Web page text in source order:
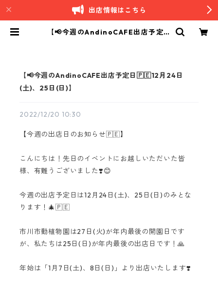
出店情報はこちら
【📢今週のAndinoCAFE出店予定日
【📢今週のAndinoCAFE出店予定日🇵🇪12月24日
(土)、25日(日)】
2022/12/20 10:30
【今週の出店日のお知らせ🇵🇪】
こんにちは！先日のイベントにお越しいただいた皆
様、有難うございました❣️😊
今週の出店予定日は12月24日(土)、25日(日)のみとな
ります！🎄🇵🇪
市川市動植物園は27日(火)が年内最後の開園日です
が、私たちは25日(日)が年内最後の出店日です！🙏
年始は「1月7日(土)、8日(日)」より出店いたします❣️